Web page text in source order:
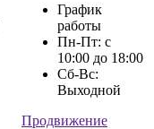
График
работы
Пн-Пт: с
10:00 до 18:00
Сб-Вс:
Выходной
Продвижение